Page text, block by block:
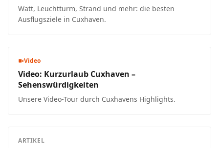
Watt, Leuchtturm, Strand und mehr: die besten
Ausflugsziele in Cuxhaven.
Video
Video: Kurzurlaub Cuxhaven –
Sehenswürdigkeiten
Unsere Video-Tour durch Cuxhavens Highlights.
ARTIKEL